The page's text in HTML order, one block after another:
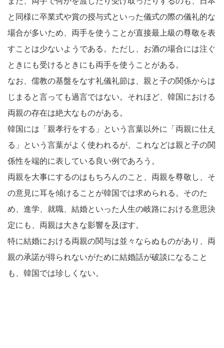
と同様に卒業式や賞の授与式といった儀式の際の儀礼的な
場合が多いため、両手を使うことが直接最上級の尊敬を表
すことは少ないようである。ただし、お酒の場合には注ぐ
ときにも受けるときにも両手を使うことがある。
なお、儒教の基盤をなす礼儀礼節は、親と子の関係からは
じまると言っても過言ではない。それほど、韓国における
両親の存在は絶大なものがある。
韓国には「親孝行をする」という言葉以外に「両親に仕え
る」という言葉がよく使われるが、これなどは親と子の関
係性を端的に表している良い例であろう。
両親を大事にするのはもちろんのこと、両親を尊敬し、そ
の意見に耳を傾けることが韓国では求められる。そのた
め、進学、就職、結婚といった人生の岐路における意思決
定にも、両親は大きな影響を及ぼす。
特に結婚における両親の関与は並々ならぬものがあり、両
親の承諾が得られないがために結婚話が破談になること
も、韓国では珍しくない。